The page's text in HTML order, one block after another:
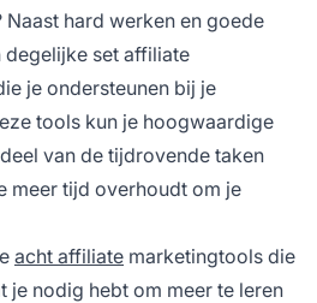
Naast hard werken en goede
set affiliate
je ondersteunen bij je
tools kun je hoogwaardige
van de tijdrovende taken
meer tijd overhoudt om je
acht affiliate marketingtools die
je nodig hebt om meer te leren